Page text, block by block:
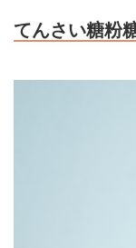
てんさい糖粉